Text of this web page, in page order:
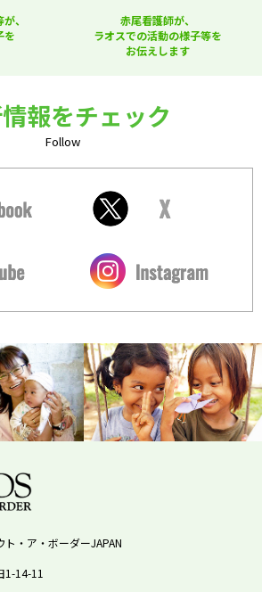
、
を
赤尾看護師が、
ラオスでの活動の様子等を
お伝えします
報をチェック
Follow
・ア・ボーダーJAPAN
1-14-11